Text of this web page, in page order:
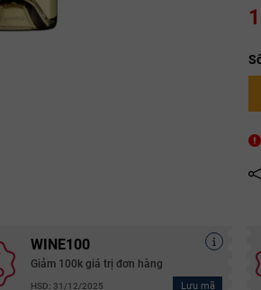
WINE100
Giảm 100k giá trị đơn hàng
HSD: 31/12/2025 Lưu mã
THANH TOÁN